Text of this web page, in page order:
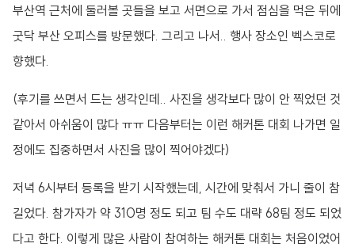
부산역 근처에 둘러볼 곳들을 보고 서면으로 가서 점심을 먹은 뒤에
굿닥 부산 오피스를 방문했다. 그리고 나서.. 행사 장소인 벡스코로
향했다.
(후기를 쓰면서 드는 생각인데.. 사진을 생각보다 많이 안 찍었던 것
같아서 아쉬움이 많다 ㅠㅠ 다음부터는 이런 해커톤 대회 나가면 일
정에도 집중하면서 사진을 많이 찍어야겠다)
저녁 6시부터 등록을 받기 시작했는데, 시간에 맞춰서 가니 줄이 참
길었다. 참가자가 약 310명 정도 되고 팀 수도 대략 68팀 정도 되었
다고 한다. 이렇게 많은 사람이 참여하는 해커톤 대회는 처음이었어